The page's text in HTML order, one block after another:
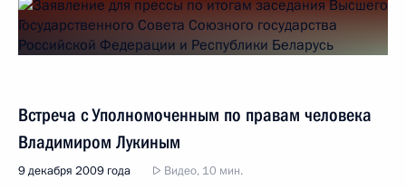
Встреча с Уполномоченным по правам человека
Владимиром Лукиным
9 декабря 2009 года Видео, 10 мин.